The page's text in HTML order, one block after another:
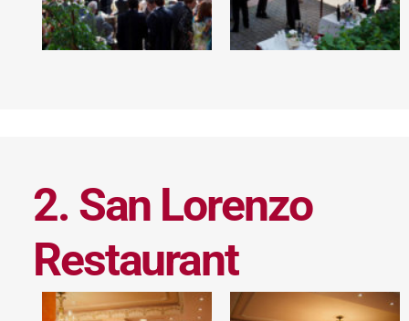
2. San Lorenzo
Restaurant